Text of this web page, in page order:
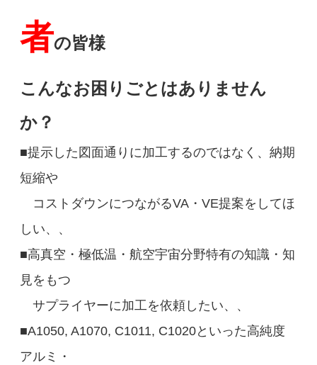
者の皆様
こんなお困りごとはありません
か？
■提示した図面通りに加工するのではなく、納期
短縮や
コストダウンにつながるVA・VE提案をしてほ
しい、、
■高真空・極低温・航空宇宙分野特有の知識・知
見をもつ
サプライヤーに加工を依頼したい、、
■A1050, A1070, C1011, C1020といった高純度
アルミ・